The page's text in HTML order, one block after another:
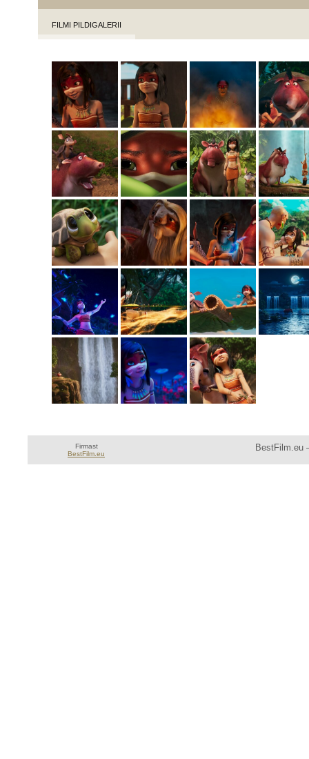
FILMI PILDIGALERII
Firmast
BestFilm.eu
BestFilm.eu